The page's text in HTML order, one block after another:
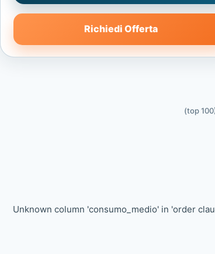
Richiedi Offerta
(top
Unknown column 'consumo_medio' in 'order